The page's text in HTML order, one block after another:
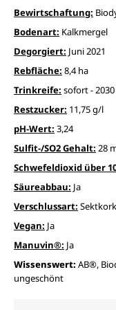
Bewirtschaftung:
Bodenart: Kalkmergel
Degorgiert: Juni 2021
Rebfläche: 8,4 ha
Trinkreife: sofort - 2030
Restzucker: 11,75 g/l
pH-Wert: 3,24
Sulfit-/SO2 Gehalt: 28
Schwefeldioxid über
Säureabbau: Ja
Verschlussart: Sektkork
Vegan: Ja
Manuvin®: Ja
Wissenswert: AB®,
ungeschönt